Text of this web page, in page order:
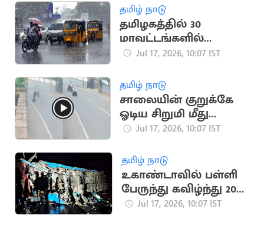
தமிழ் நாடு
தமிழகத்தில் 30
மாவட்டங்களில்
மழைக்கு வாய்ப்பு
Jul 17, 2026, 10:07 IST
தமிழ் நாடு
சாலையின் குறுக்கே
ஓடிய சிறுமி மீது
மோதிய வாகனம்
Jul 17, 2026, 10:07 IST
தமிழ் நாடு
உகாண்டாவில் பள்ளி
பேருந்து கவிழ்ந்து 20
மாணவர்கள் பலி
Jul 17, 2026, 10:07 IST